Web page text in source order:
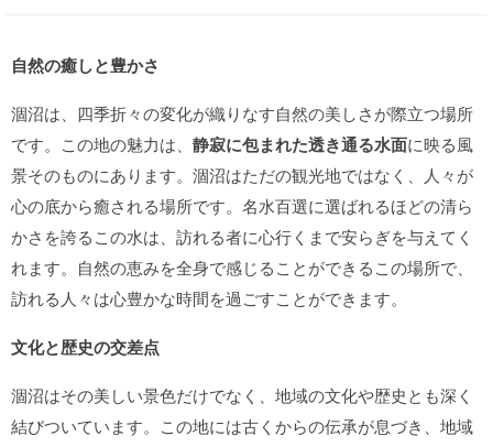
自然の癒しと豊かさ
涸沼は、四季折々の変化が織りなす自然の美しさが際立つ場所
です。この地の魅力は、 静寂に包まれた透き通る水面に映る風
景そのものにあります。涸沼はただの観光地ではなく、人々が
心の底から癒される場所です。名水百選に選ばれるほどの清ら
かさを誇るこの水は、訪れる者に心行くまで安らぎを与えてく
れます。自然の恵みを全身で感じることができるこの場所で、
訪れる人々は心豊かな時間を過ごすことができます。
文化と歴史の交差点
涸沼はその美しい景色だけでなく、地域の文化や歴史とも深く
結びついています。この地には古くからの伝承が息づき、地域